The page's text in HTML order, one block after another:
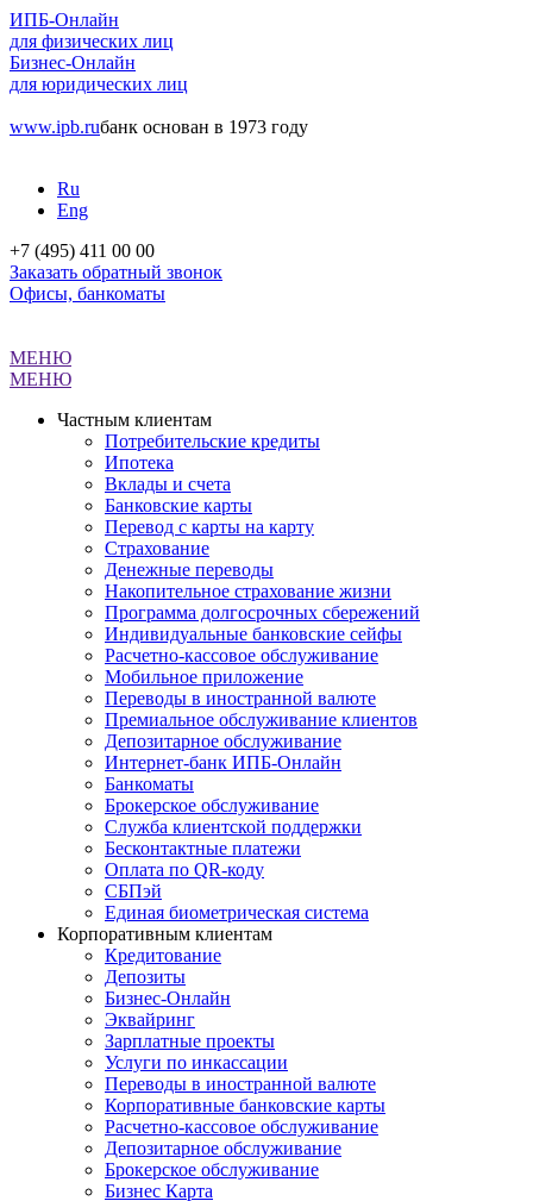
ИПБ-Онлайн
для физических лиц
Бизнес-Онлайн
для юридических лиц
www.ipb.ruбанк основан в 1973 году
Ru
Eng
+7 (495) 411 00 00
Заказать обратный звонок
Офисы, банкоматы
МЕНЮ
МЕНЮ
Частным клиентам
Потребительские кредиты
Ипотека
Вклады и счета
Банковские карты
Перевод с карты на карту
Страхование
Денежные переводы
Накопительное страхование жизни
Программа долгосрочных сбережений
Индивидуальные банковские сейфы
Расчетно-кассовое обслуживание
Мобильное приложение
Переводы в иностранной валюте
Премиальное обслуживание клиентов
Депозитарное обслуживание
Интернет-банк ИПБ-Онлайн
Банкоматы
Брокерское обслуживание
Служба клиентской поддержки
Бесконтактные платежи
Оплата по QR-коду
СБПэй
Единая биометрическая система
Корпоративным клиентам
Кредитование
Депозиты
Бизнес-Онлайн
Эквайринг
Зарплатные проекты
Услуги по инкассации
Переводы в иностранной валюте
Корпоративные банковские карты
Расчетно-кассовое обслуживание
Депозитарное обслуживание
Брокерское обслуживание
Бизнес Карта